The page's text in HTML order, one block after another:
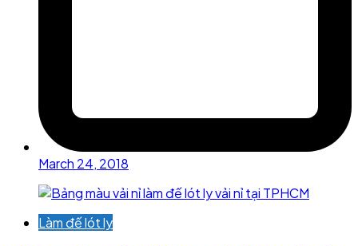
March 24, 2018
Làm đế lót ly